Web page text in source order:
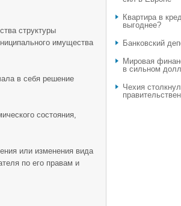
структуры
имущества
в себя решение
состояния,
или изменения вида
по его правам и
Квартира в
выгоднее?
​Банковский
Мировая
в сильном
Чехия